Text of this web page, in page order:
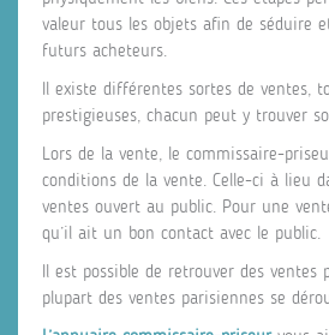
valeur tous les objets afin de séduire
futurs acheteurs.
Il existe différentes sortes de ventes,
prestigieuses, chacun peut y trouver
Lors de la vente, le commissaire-
conditions de la vente. Celle-ci à lieu
ventes ouvert au public. Pour une
qu’il ait un bon contact avec le public.
Il est possible de retrouver des ventes
plupart des ventes parisiennes se